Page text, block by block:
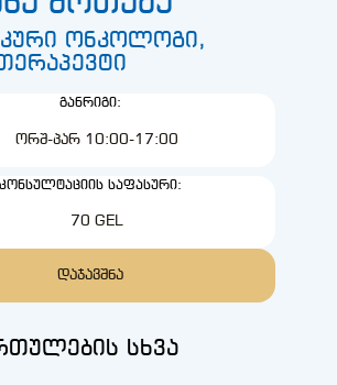
ონკოლოგი,
ᲒᲐᲜᲠᲘᲒᲘ:
ᲝᲠᲨ-ᲞᲐᲠ 10:00-17:00
ᲙᲝᲜᲡᲣᲚᲢᲐᲪᲘᲘᲡ ᲡᲐᲤᲐᲡᲣᲠᲘ:
70 GEL
ᲓᲐᲯᲐᲕᲨᲜᲐ
სხვა